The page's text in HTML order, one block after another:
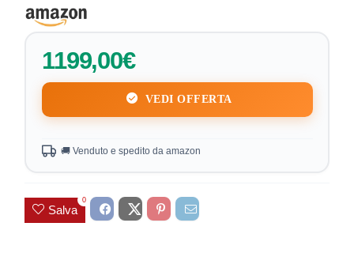
1199,00€
VEDI OFFERTA
🚚 Venduto e spedito da amazon
Salva
0